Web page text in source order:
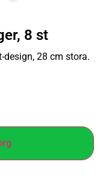
8 st
28 cm stora.